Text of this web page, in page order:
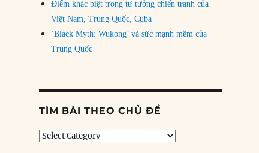
Điểm khác biệt trong tư tưởng chiến tranh của
Việt Nam, Trung Quốc, Cuba
‘Black Myth: Wukong’ và sức mạnh mềm của
Trung Quốc
TÌM BÀI THEO CHỦ ĐỀ
Tìm